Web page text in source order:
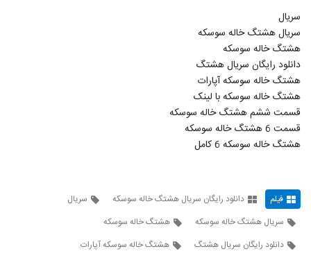
سریال
سریال هشتگ خاله سوسکه
هشتگ خاله سوسکه
دانلود رایگان سریال هشتگ
هشتگ خاله سوسکه آپارات
هشتگ خاله سوسکه با لینک
قسمت ششم هشتگ خاله سوسکه
قسمت 6 هشتگ خاله سوسکه
هشتگ خاله سوسکه 6 کامل
فیلم دانلود رایگان سریال هشتگ خاله سوسکه
سریال
سریال هشتگ خاله سوسکه
هشتگ خاله سوسکه
دانلود رایگان سریال هشتگ
هشتگ خاله سوسکه آپارات